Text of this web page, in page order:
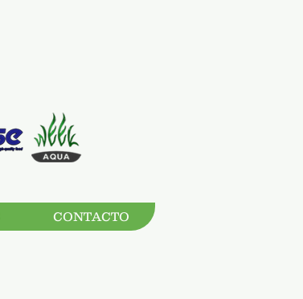
CONTACTO